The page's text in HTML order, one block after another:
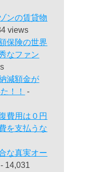
ンの賃貸物
views
保険の世界
なファン
減額金が
！！
-
費用は０円
を支払うな
な真実オー
- 14,031